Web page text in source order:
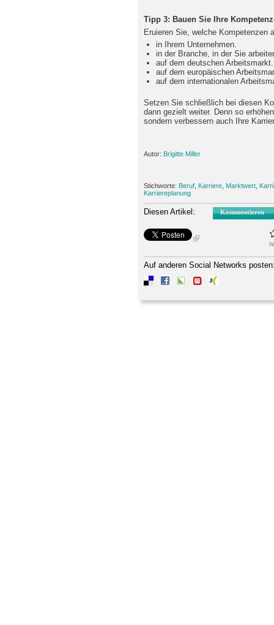
Tipp 3: Bauen Sie Ihre
Eruieren Sie, welche Kompetenzen
in Ihrem Unternehmen.
in der Branche, in der Sie
auf dem deutschen Arbeitsmarkt.
auf dem europäischen
auf dem internationalen
Setzen Sie schließlich bei diesen
dann gezielt weiter. Denn so
sondern verbessern auch Ihre
Autor: Brigitte Miller
Stichworte: Beruf Karriere Marktwert
Karriereplanung
Diesen Artikel: Kommentieren
Auf anderen Social Networks